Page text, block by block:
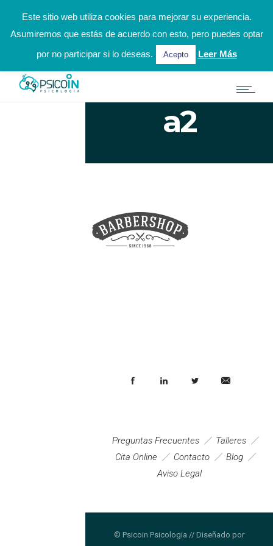
hola@psicoinpsicologia.es 924 31 31 02 / 622 002 972
Solicitar Cita Online
a2
Preguntas Frecuentes
Talleres
Cita Online
Contacto
Blog
Aviso Legal
© Psicoin Psicologia // Diseñado por
Este sitio web utiliza cookies para mejorar su experiencia.
Asumiremos que estás de acuerdo con esto, pero puedes optar
por no participar si lo deseas.
Acepto Leer Más